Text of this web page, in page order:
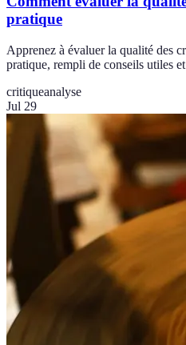
pratique
Apprenez à évaluer la qualité des
pratique, rempli de conseils utiles
critiqueanalyse
Jul 29